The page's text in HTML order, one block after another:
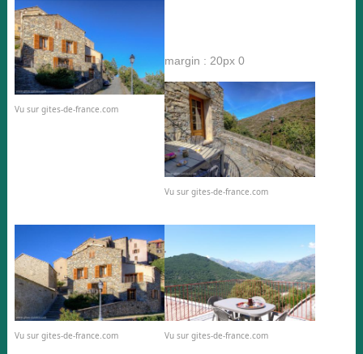
Vu sur gites-de-france.com
margin : 20px 0
Vu sur gites-de-france.com
Vu sur gites-de-france.com Vu sur gites-de-france.com